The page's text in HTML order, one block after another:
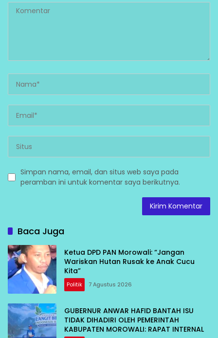
Simpan nama, email, dan situs web saya pada
peramban ini untuk komentar saya berikutnya.
Baca Juga
Ketua DPD PAN Morowali: “Jangan
Wariskan Hutan Rusak ke Anak Cucu
Kita”
Politik 7 Agustus 2026
GUBERNUR ANWAR HAFID BANTAH ISU
TIDAK DIHADIRI OLEH PEMERINTAH
KABUPATEN MOROWALI: RAPAT INTERNAL